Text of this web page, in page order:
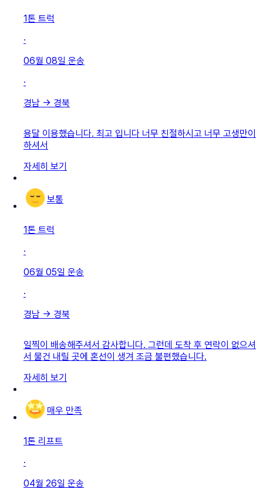
1톤 트럭
·
06월 08일 운송
·
경남 → 경북
용달 이용했습니다. 최고 입니다 너무 친절하시고 너무 고생만이
하셔서
자세히 보기
보통
1톤 트럭
·
06월 05일 운송
·
경남 → 경북
일찍이 배송해주셔서 감사합니다. 그런데 도착 후 연락이 없으셔
서 물건 내릴 곳에 혼선이 생겨 조금 불편했습니다.
자세히 보기
매우 만족
1톤 리프트
·
04월 26일 운송